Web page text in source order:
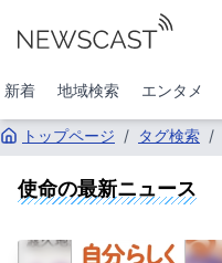
新着 地域検索 エンタメ
トップページ / タグ検索 /
使命の最新ニュース